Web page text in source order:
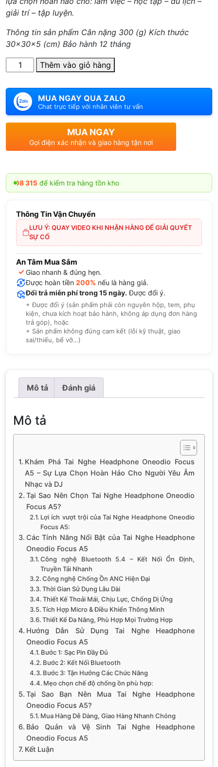
giải trí – tập luyện.
Thông tin sản phẩm Cân nặng 300 (g) Kích thước
30x30x5 (cm) Bảo hành 12 tháng
lượng
Thêm vào giỏ hàng
MUA NGAY QUA ZALO
Chat trực tiếp với nhân viên tư vấn
MUA NGAY
Gọi điện xác nhận và giao hàng tận nơi
kiểm tra hàng tồn kho
Thông Tin Vận Chuyển
LƯU Ý: QUAY VIDEO KHI NHẬN HÀNG ĐỂ GIẢI QUYẾT
SỰ CỐ
An Tâm Mua Sắm
✓ Giao nhanh & đúng hẹn.
Được hoàn tiền 200% nếu là hàng giả.
Đổi trả miễn phí trong 15 ngày. Được đổi ý.
+ Được đổi ý (sản phẩm phải còn nguyên hộp, tem, phụ
kiện, chưa kích hoạt bảo hành, không áp dụng đơn hàng
trả góp), hoặc
+ Sản phẩm không đúng cam kết (lỗi kỹ thuật, giao
sai/thiếu, bể vỡ…)
Mô tả Đánh giá
Mô tả
Khám Phá Tai Nghe Headphone Oneodio Focus
A5 – Sự Lựa Chọn Hoàn Hảo Cho Người Yêu Âm
Nhạc và DJ
Tại Sao Nên Chọn Tai Nghe Headphone Oneodio
Focus A5?
Lợi ích vượt trội của Tai Nghe Headphone Oneodio
Focus A5:
Các Tính Năng Nổi Bật của Tai Nghe Headphone
Oneodio Focus A5
Công nghệ Bluetooth 5.4 – Kết Nối Ổn Định,
Truyền Tải Nhanh
Công nghệ Chống Ồn ANC Hiện Đại
Thời Gian Sử Dụng Lâu Dài
Thiết Kế Thoải Mái, Chịu Lực, Chống Dị Ứng
Tích Hợp Micro & Điều Khiển Thông Minh
Thiết Kế Đa Năng, Phù Hợp Mọi Trường Hợp
Hướng Dẫn Sử Dụng Tai Nghe Headphone
Oneodio Focus A5
Bước 1: Sạc Pin Đầy Đủ
Bước 2: Kết Nối Bluetooth
Bước 3: Tận Hưởng Các Chức Năng
Mẹo chọn chế độ chống ồn phù hợp:
Tại Sao Bạn Nên Mua Tai Nghe Headphone
Oneodio Focus A5?
Mua Hàng Dễ Dàng, Giao Hàng Nhanh Chóng
Bảo Quản và Vệ Sinh Tai Nghe Headphone
Oneodio Focus A5
Kết Luận